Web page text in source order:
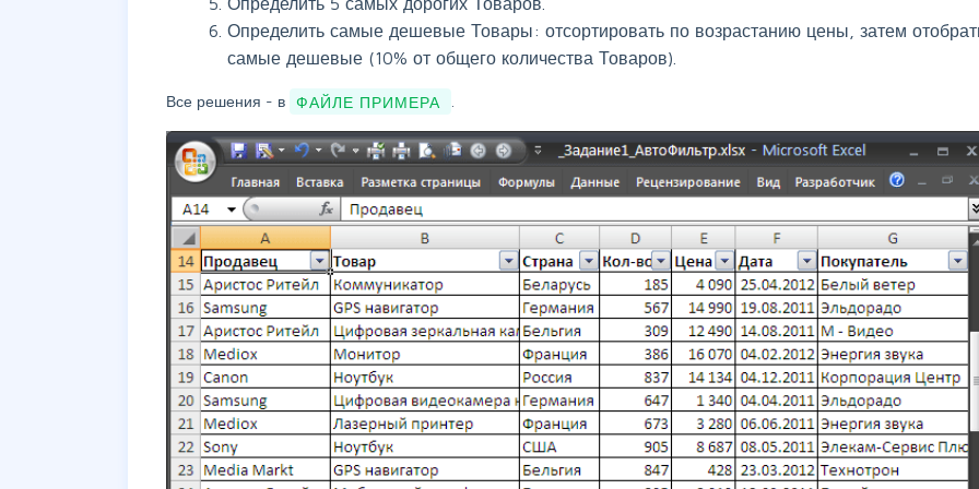
Определить самые дешевые Товары: отсортировать по возрастанию цены, затем
самые дешевые (10% от общего количества Товаров).
Все решения - в ФАЙЛЕ ПРИМЕРА